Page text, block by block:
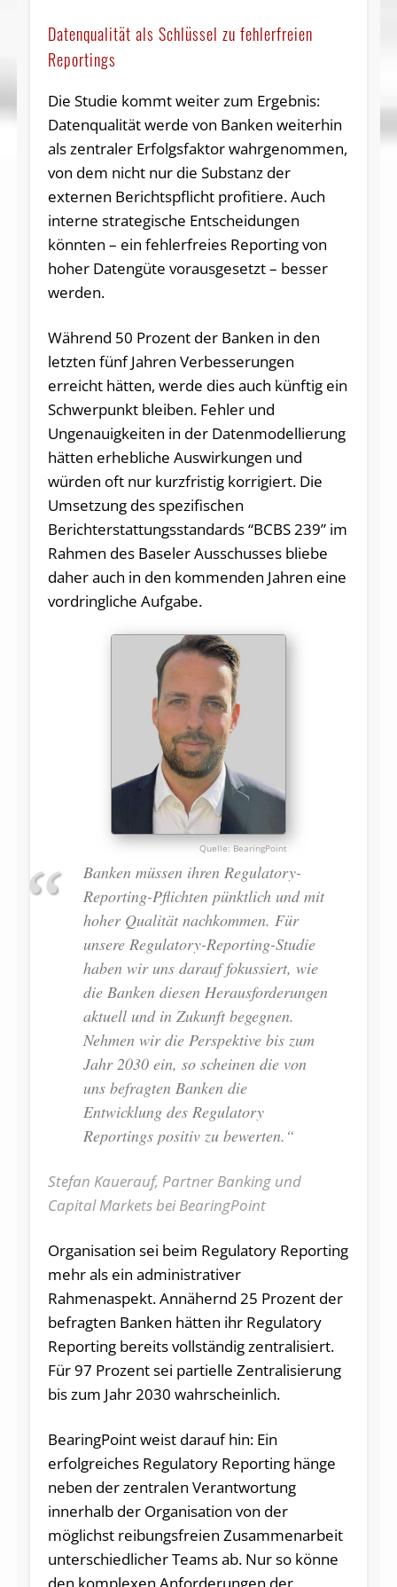
Datenqualität als Schlüssel zu fehlerfreien
Reportings
Die Studie kommt weiter zum Ergebnis:
Datenqualität werde von Banken weiterhin
als zentraler Erfolgsfaktor wahrgenommen,
von dem nicht nur die Substanz der
externen Berichtspflicht profitiere. Auch
interne strategische Entscheidungen
könnten – ein fehlerfreies Reporting von
hoher Datengüte vorausgesetzt – besser
werden.
Während 50 Prozent der Banken in den
letzten fünf Jahren Verbesserungen
erreicht hätten, werde dies auch künftig ein
Schwerpunkt bleiben. Fehler und
Ungenauigkeiten in der Datenmodellierung
hätten erhebliche Auswirkungen und
würden oft nur kurzfristig korrigiert. Die
Umsetzung des spezifischen
Berichterstattungsstandards “BCBS 239” im
Rahmen des Baseler Ausschusses bliebe
daher auch in den kommenden Jahren eine
vordringliche Aufgabe.
BearingPoint
Banken müssen ihren Regulatory-
Reporting-Pflichten pünktlich und mit
hoher Qualität nachkommen. Für
unsere Regulatory-Reporting-Studie
haben wir uns darauf fokussiert, wie
die Banken diesen Herausforderungen
aktuell und in Zukunft begegnen.
Nehmen wir die Perspektive bis zum
Jahr 2030 ein, so scheinen die von
uns befragten Banken die
Entwicklung des Regulatory
Reportings positiv zu bewerten.“
Stefan Kauerauf, Partner Banking und
Capital Markets bei BearingPoint
Organisation sei beim Regulatory Reporting
mehr als ein administrativer
Rahmenaspekt. Annähernd 25 Prozent der
befragten Banken hätten ihr Regulatory
Reporting bereits vollständig zentralisiert.
Für 97 Prozent sei partielle Zentralisierung
bis zum Jahr 2030 wahrscheinlich.
BearingPoint weist darauf hin: Ein
erfolgreiches Regulatory Reporting hänge
neben der zentralen Verantwortung
innerhalb der Organisation von der
möglichst reibungsfreien Zusammenarbeit
unterschiedlicher Teams ab. Nur so könne